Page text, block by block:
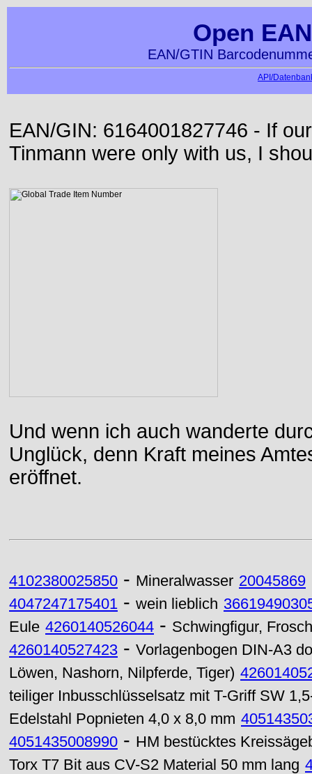
Open
EAN/GTIN
API/
EAN/GIN: 6164001827746 - If
Tinmann were only with us, I
Und wenn ich auch wanderte
Unglück, denn Kraft meines
eröffnet.
4102380025850 - Mineralwasser 20045869
4047247175401 - wein lieblich
Eule 4260140526044 - Schwingfigur, Frosch
4260140527423 - Vorlagenbogen DIN-A3
Löwen, Nashorn, Nilpferde, Tiger)
teiliger Inbusschlüsselsatz mit T-Griff SW
Edelstahl Popnieten 4,0 x 8,0 mm
4051435008990 - HM bestücktes
Torx T7 Bit aus CV-S2 Material 50 mm lang